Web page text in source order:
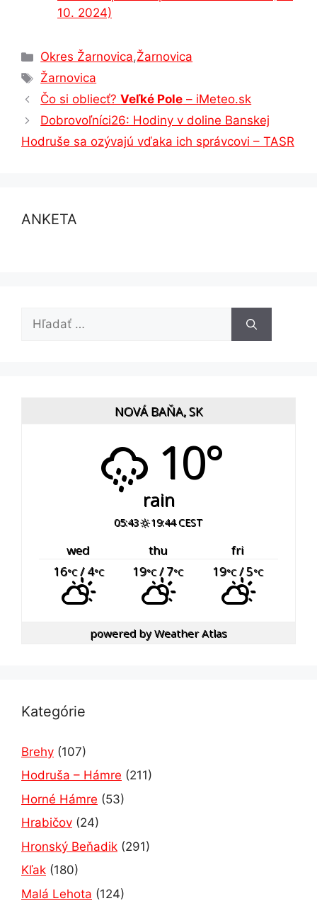
10. 2024)
Kategórie
Okres Žarnovica,Žarnovica
Značky
Žarnovica
Čo si obliecť?Veľké Pole – iMeteo.sk
Dobrovoľníci26: Hodiny v doline Banskej
Hodruše sa ozývajú vďaka ich správcovi – TASR
ANKETA
Hľadať:
NOVÁ BAŇA, SK
10°
rain
05:43 19:44 CEST
wed thu
fri
16°C/ 4°C 19°C/ 7°C 19°C/ 5°C
powered byWeather Atlas
Kategórie
Brehy (107)
Hodruša – Hámre (211)
Horné Hámre (53)
Hrabičov (24)
Hronský Beňadik (291)
Kľak (180)
Malá Lehota (124)